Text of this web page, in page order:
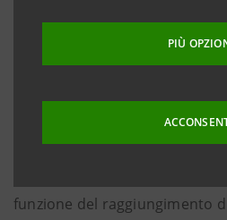
PIÙ
internazionalizzazione e
• In evidenza l’anticipazione
perduto per i bandi “Parco
meccanizzazione dei frantoi
Contratti di filiera.
funzione del raggiungimento